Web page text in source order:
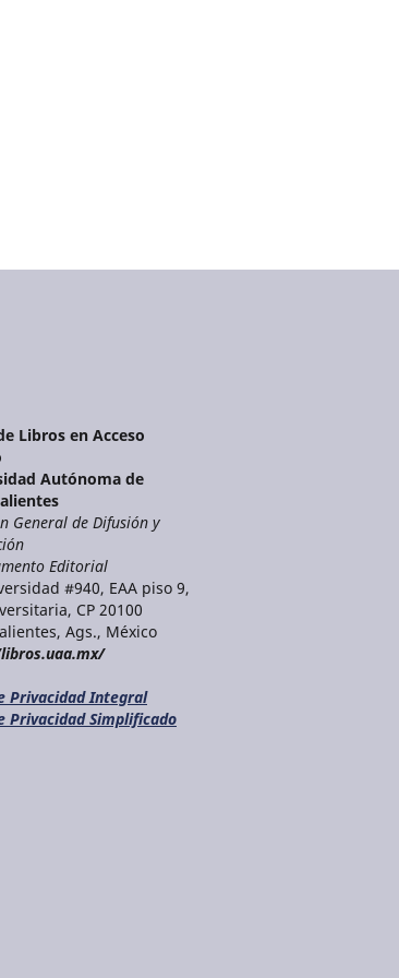
Libros en Acceso
Autónoma de
General de Difusión y
Editorial
#940, EAA piso 9,
CP 20100
Ags., México
Privacidad Integral
Privacidad Simplificado